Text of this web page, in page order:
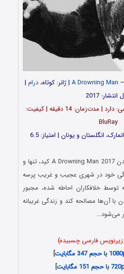
A Drowning Man | ژانر: کوتاه،درام |
2017
زبان: عربی | زیرنویس فارسی: دارد | مدت‌زمان: 14 دقیقه | کیفیت:
BluRay
در فیلم مرد در حال غرق شدن A Drowning Man 2017 کید، تنها و
خود در شهری عجیب و غریب پرسه
توسط خلافکاران احاطه شده، مجبور
با آن‌ها مصالحه کند و زندگی غریبانه
می‌شود…
زیرنویس فارسی چسبیده)
]
]